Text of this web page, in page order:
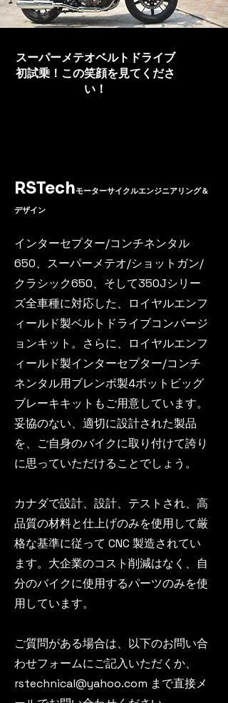
スーパーメテオベルトドライブ
初試乗！この笑顔を見てくださ
い！
RSTechモーターサイクルエンジニアリング＆
デザイン
インターセプター/コンチネンタル
650、スーパーメテオ/ショットガン/
クラシック650、そして350Jシリー
ズ全車種に対応した、ロイヤルエンフ
ィールド製ベルトドライブコンバージ
ョンキット。さらに、ロイヤルエンフ
ィールド製インターセプター/コンチ
ネンタル用ブレンボ製4ポットビッグ
ブレーキキットもご用意しています。
妥協のない、適切に設計された製品
を、ご自身のバイクに取り付けて誇り
に思っていただけることでしょう。
カナダで設計、設計、テストされ、高
品質の材料と仕上げのみを使用して厳
格な基準に従って CNC 製造されてい
ます。大企業のコスト削減はなく、自
分のバイクに使用するパーツのみを使
用しています。
ご質問がある場合は、以下のお問い合
わせフォームにご記入いただくか、
rstechnical@yahoo.com まで直接メ